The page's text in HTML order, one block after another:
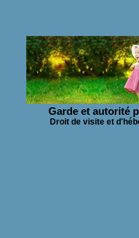
Garde et autorité
Droit de visite et